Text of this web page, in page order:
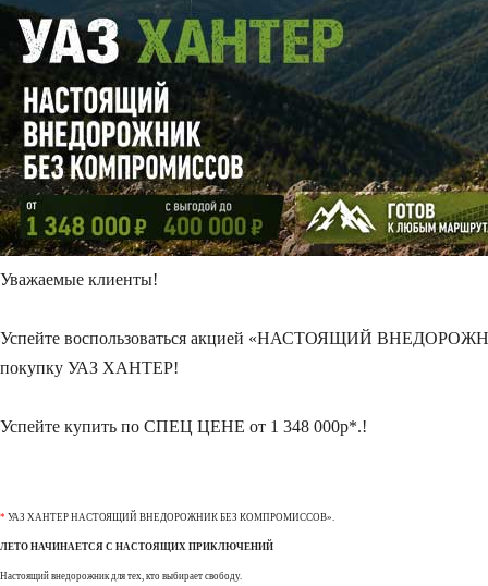
Уважаемые клиенты!
Успейте воспользоваться акцией «НАСТОЯЩИЙ
покупку УАЗ ХАНТЕР!
Успейте купить по СПЕЦ ЦЕНЕ от 1 348 000р*.!
* УАЗ ХАНТЕР НАСТОЯЩИЙ ВНЕДОРОЖНИК БЕЗ КОМПРОМИССОВ».
ЛЕТО НАЧИНАЕТСЯ С НАСТОЯЩИХ ПРИКЛЮЧЕНИЙ
Настоящий внедорожник для тех, кто выбирает свободу.